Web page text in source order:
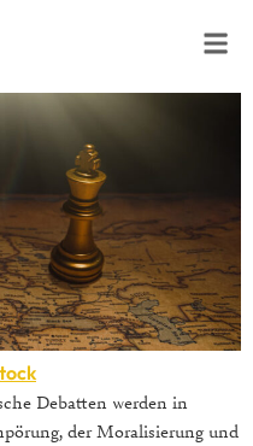
Debatten werden in
der Moralisierung und